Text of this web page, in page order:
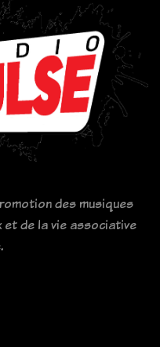
des musiques
de la vie associative